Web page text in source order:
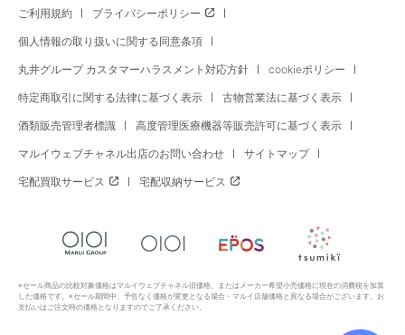
ご利用規約 プライバシーポリシー
個人情報の取り扱いに関する同意条項
丸井グループ カスタマーハラスメント対応方針 cookieポリシー
特定商取引に関する法律に基づく表示 古物営業法に基づく表示
酒類販売管理者標識 高度管理医療機器等販売許可に基づく表示
マルイウェブチャネル出店のお問い合わせ サイトマップ
宅配買取サービス 宅配収納サービス
※セール商品の比較対象価格はマルイウェブチャネル旧価格、またはメーカー希望小売価格に現在の消費税を加算
した価格です。※セール期間中、予告なく価格が変更となる場合・マルイ店舗価格と異なる場合がございます。お
支払いはご注文時の価格となりますのでご了承ください。